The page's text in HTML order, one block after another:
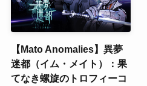
【Mato Anomalies】異夢
迷都（イム・メイト）：果
てなき螺旋のトロフィーコ